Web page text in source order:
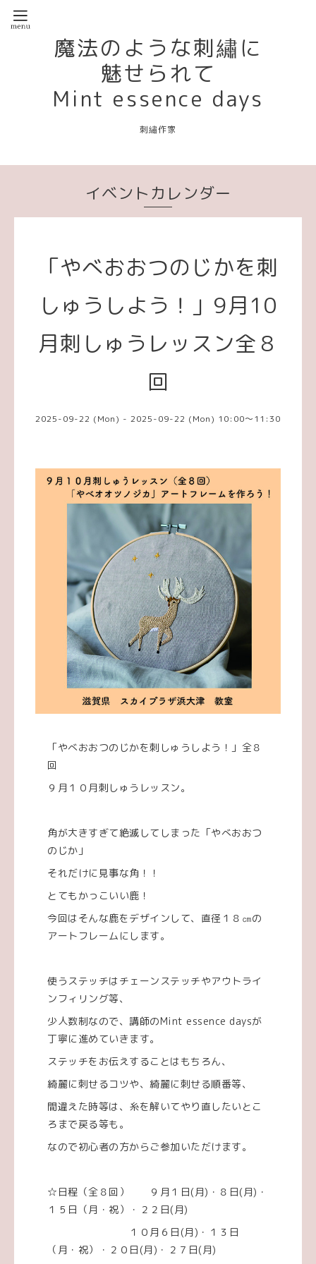
魔法のような刺繡に
魅せられて
Mint essence days
刺繡作家
イベントカレンダー
「やべおおつのじかを刺
しゅうしよう！」9月10
月刺しゅうレッスン全８
回
2025-09-22 (Mon) - 2025-09-22 (Mon) 10:00～11:30
「やべおおつのじかを刺しゅうしよう！」全８
回
９月１０月刺しゅうレッスン。
角が大きすぎて絶滅してしまった「やべおおつ
のじか」
それだけに見事な角！！
とてもかっこいい鹿！
今回はそんな鹿をデザインして、直径１８㎝の
アートフレームにします。
使うステッチはチェーンステッチやアウトライ
ンフィリング等、
少人数制なので、講師のMint essence daysが
丁寧に進めていきます。
ステッチをお伝えすることはもちろん、
綺麗に刺せるコツや、綺麗に刺せる順番等、
間違えた時等は、糸を解いてやり直したいとこ
ろまで戻る等も。
なので初心者の方からご参加いただけます。
☆日程（全８回） ９月１日(月)・８日(月)・
１５日（月・祝）・２２日(月)
１０月６日(月)・１３日
（月・祝）・２０日(月)・２７日(月)